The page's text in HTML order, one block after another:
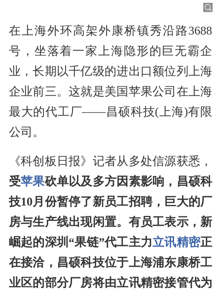
在上海外环高架外康桥镇秀沿路3688
号，坐落着一家上海隐形的巨无霸企
业，长期以千亿级的进出口额位列上海
企业前三。这就是美国苹果公司在上海
最大的代工厂——昌硕科技(上海)有限
公司。
《科创板日报》记者从多处信源获悉，
受苹果砍单以及多方因素影响，昌硕科
技10月份暂停了新员工招聘，巨大的厂
房与生产线出现闲置。有员工表示，新
崛起的深圳“果链”代工主力立讯精密正
在接洽，昌硕科技位于上海浦东康桥工
业区的部分厂房将由立讯精密接管代为